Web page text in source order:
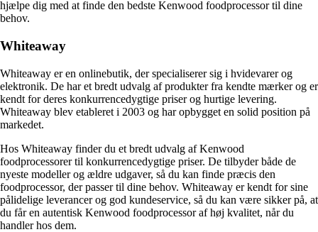
hjælpe dig med at finde den bedste Kenwood foodprocessor til dine
behov.
Whiteaway
Whiteaway er en onlinebutik, der specialiserer sig i hvidevarer og
elektronik. De har et bredt udvalg af produkter fra kendte mærker og er
kendt for deres konkurrencedygtige priser og hurtige levering.
Whiteaway blev etableret i 2003 og har opbygget en solid position på
markedet.
Hos Whiteaway finder du et bredt udvalg af Kenwood
foodprocessorer til konkurrencedygtige priser. De tilbyder både de
nyeste modeller og ældre udgaver, så du kan finde præcis den
foodprocessor, der passer til dine behov. Whiteaway er kendt for sine
pålidelige leverancer og god kundeservice, så du kan være sikker på, at
du får en autentisk Kenwood foodprocessor af høj kvalitet, når du
handler hos dem.